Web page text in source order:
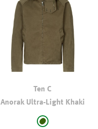
Ten C
Anorak Ultra-Light Khaki
auswählen
dkl oliv-kaki